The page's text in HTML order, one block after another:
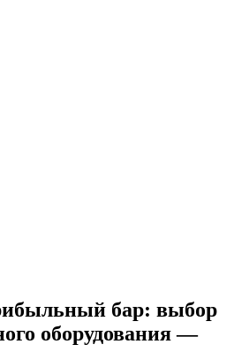
бар: выбор
оборудования —